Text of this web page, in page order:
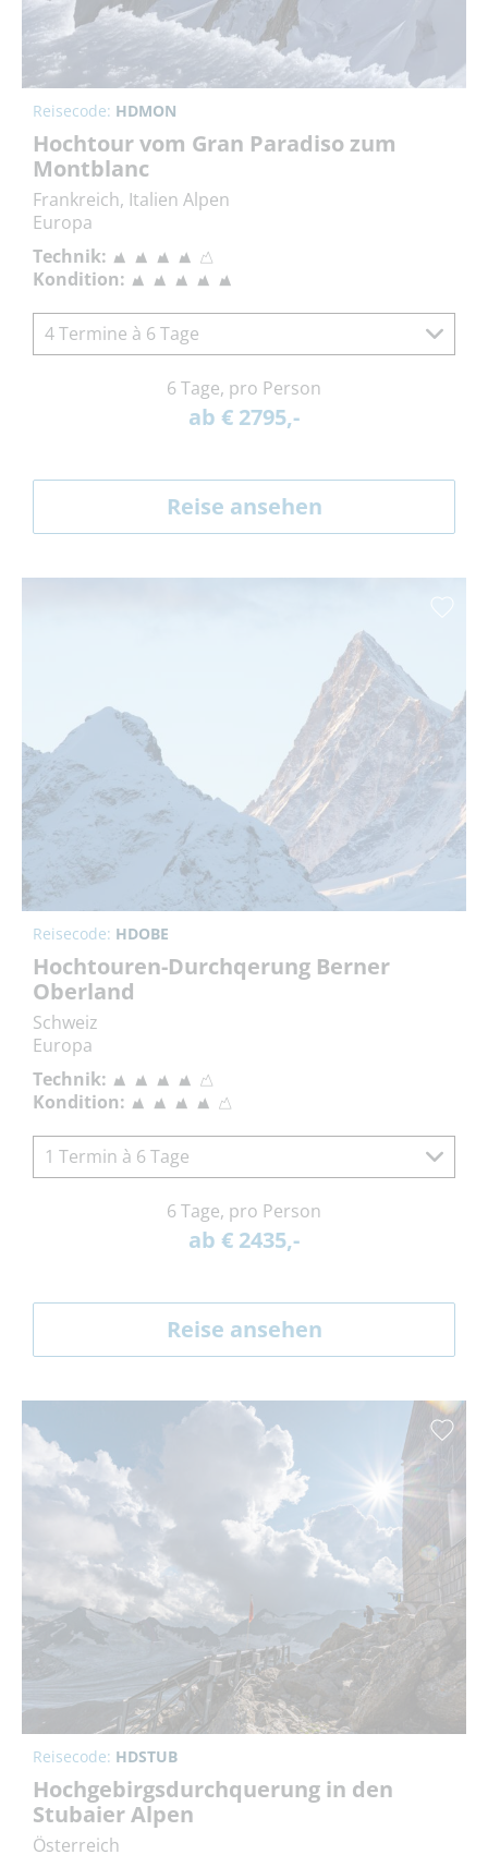
Reisecode: HDMON
Hochtour vom Gran Paradiso zum
Montblanc
Frankreich, Italien Alpen
Europa
Technik:
Kondition:
4 Termine à 6 Tage
6 Tage, pro Person
ab € 2795,-
Reise ansehen
Reisecode: HDOBE
Hochtouren-Durchqerung Berner
Oberland
Schweiz
Europa
Technik:
Kondition:
1 Termin à 6 Tage
6 Tage, pro Person
ab € 2435,-
Reise ansehen
Reisecode: HDSTUB
Hochgebirgsdurchquerung in den
Stubaier Alpen
Österreich